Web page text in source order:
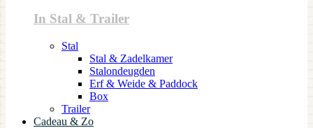
In Stal & Trailer
Stal
Stal & Zadelkamer
Stalondeugden
Erf & Weide & Paddock
Box
Trailer
Cadeau & Zo